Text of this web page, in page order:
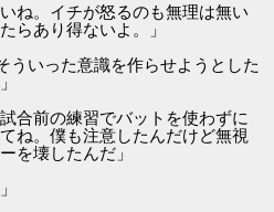
ね。イチが怒るのも無理は無い
らあり得ないよ。」
ういった意識を作らせようとした
合前の練習でバットを使わずに
ね。僕も注意したんだけど無視
を壊したんだ」